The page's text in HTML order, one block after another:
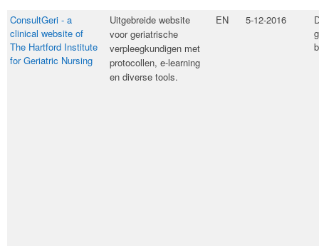
ConsultGeri - a
clinical website of
The Hartford Institute
for Geriatric Nursing
​Uitgebreide website
voor geriatrische
verpleegkundigen met
protocollen, e-learning
en diverse tools.
EN 5-12-2016